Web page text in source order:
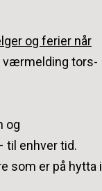
og ferier når
værmelding tors-
og
til enhver tid.
som er på hytta i